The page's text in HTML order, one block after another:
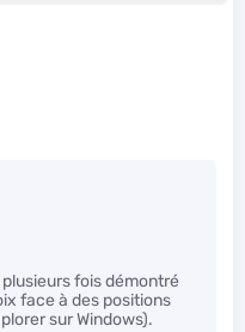
plusieurs fois démontré
face à des positions
sur Windows).